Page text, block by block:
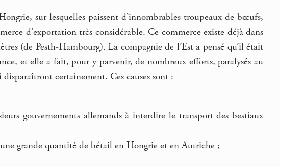
sur lesquelles paissent d’innombrables troupeaux de bœufs,
d’exportation très considérable. Ce commerce existe déjà dans
(de Pesth-Hambourg). La compagnie de l’Est a pensé qu’il était
et elle a fait, pour y parvenir, de nombreux efforts, paralysés au
certainement. Ces causes sont :
gouvernements allemands à interdire le transport des bestiaux
grande quantité de bétail en Hongrie et en Autriche ;